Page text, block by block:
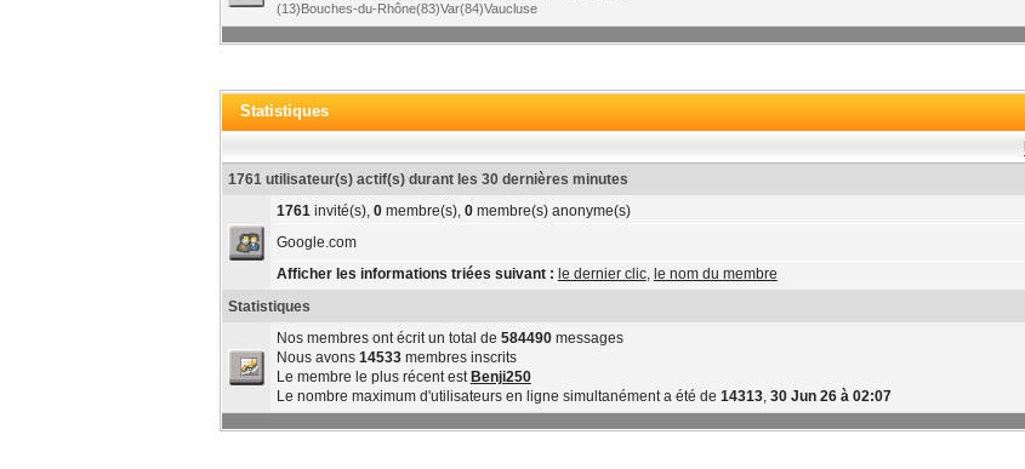
(13)Bouches-du-Rhône(83)Var(84)Vaucluse
Statistiques
1761 utilisateur(s) actif(s) durant les 30 dernières minutes
1761invité(s), 0membre(s), 0membre(s) anonyme(s)
Google.com
Afficher les informations triées suivant : le dernier clic, le nom du membre
Statistiques
Nos membres ont écrit un total de 584490messages
Nous avons 14533membres inscrits
Le membre le plus récent est Benji250
Le nombre maximum d'utilisateurs en ligne simultanément a été de 14313, 30 Jun 26 à 02:07